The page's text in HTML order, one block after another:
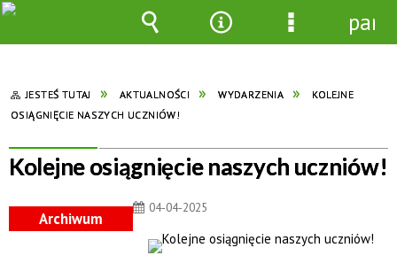
JESTEŚ TUTAJ AKTUALNOŚCI WYDARZENIA
KOLEJNE
OSIĄGNIĘCIE NASZYCH UCZNIÓW!
Kolejne osiągnięcie naszych uczniów!
Archiwum
04-04-2025
Wyszukiwarka
NarzędziaMenu